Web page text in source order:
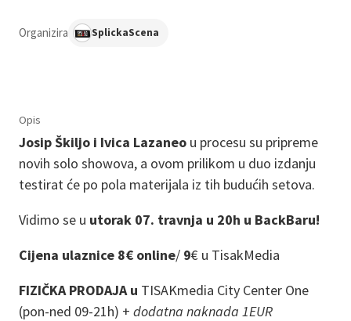
Organizira SplickaScena
Opis
Josip Škiljo i Ivica Lazaneo u procesu su pripreme
novih solo showova, a ovom prilikom u duo izdanju
testirat će po pola materijala iz tih budućih setova.
Vidimo se u utorak 07. travnja u 20h u BackBaru!
Cijena ulaznice 8€ online/ 9€ u TisakMedia
FIZIČKA PRODAJA u TISAKmedia City Center One
(pon-ned 09-21h) + dodatna naknada 1EUR